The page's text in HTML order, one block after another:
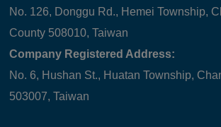
No. 126, Donggu Rd., Hemei Township,
County 508010, Taiwan
Company Registered Address:
No. 6, Hushan St., Huatan Township,
503007, Taiwan